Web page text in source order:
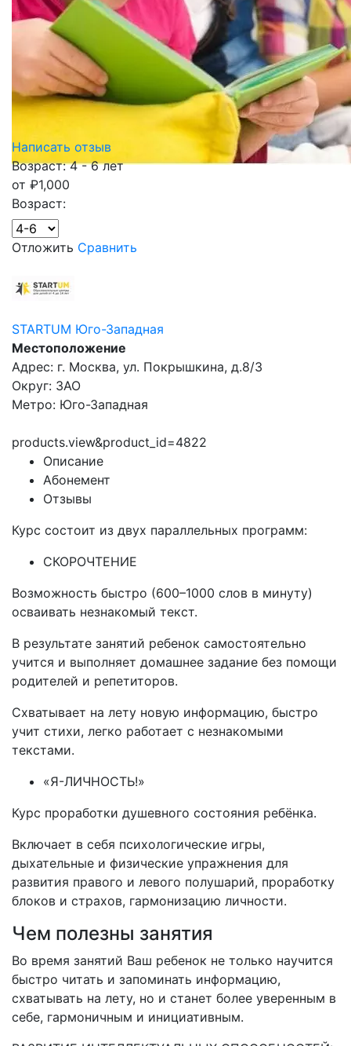
Написать отзыв
Возраст: 4 - 6 лет
от ₽1,000
Возраст:
Отложить Сравнить
STARTUM Юго-Западная
Местоположение
Адрес: г. Москва, ул. Покрышкина, д.8/3
Округ: ЗАО
Метро: Юго-Западная
products.view&product_id=4822
Описание
Абонемент
Отзывы
Курс состоит из двух параллельных программ:
СКОРОЧТЕНИЕ
Возможность быстро (600–1000 слов в минуту)
осваивать незнакомый текст.
В результате занятий ребенок самостоятельно
учится и выполняет домашнее задание без помощи
родителей и репетиторов.
Схватывает на лету новую информацию, быстро
учит стихи, легко работает с незнакомыми
текстами.
«Я-ЛИЧНОСТЬ!»
Курс проработки душевного состояния ребёнка.
Включает в себя психологические игры,
дыхательные и физические упражнения для
развития правого и левого полушарий, проработку
блоков и страхов, гармонизацию личности.
Чем полезны занятия
Во время занятий Ваш ребенок не только научится
быстро читать и запоминать информацию,
схватывать на лету, но и станет более уверенным в
себе, гармоничным и инициативным.